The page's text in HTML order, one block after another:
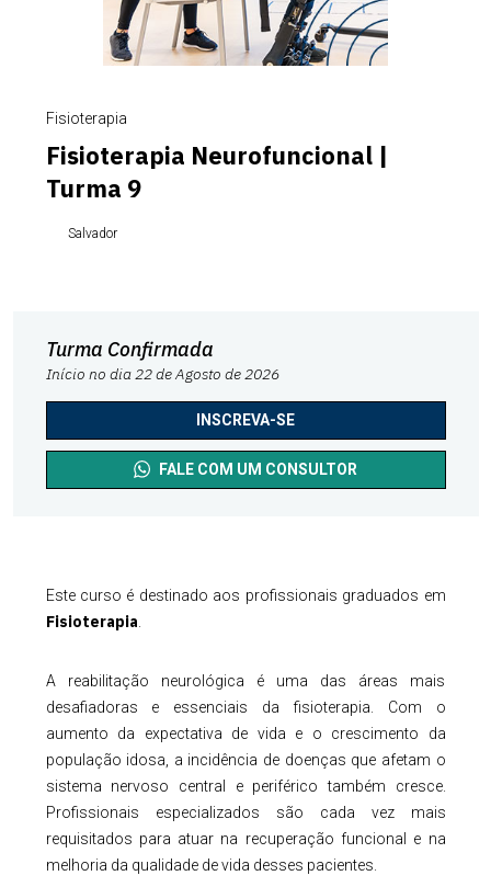
Fisioterapia
Fisioterapia Neurofuncional |
Turma 9
Salvador
Turma Confirmada
Início no dia 22 de Agosto de 2026
INSCREVA-SE
FALE COM UM CONSULTOR
Este curso é destinado aos profissionais graduados em
Fisioterapia
A reabilitação neurológica é uma das áreas mais
desafiadoras e essenciais da fisioterapia. Com o
aumento da expectativa de vida e o crescimento da
população idosa, a incidência de doenças que afetam o
sistema nervoso central e periférico também cresce.
Profissionais especializados são cada vez mais
requisitados para atuar na recuperação funcional e na
melhoria da qualidade de vida desses pacientes.